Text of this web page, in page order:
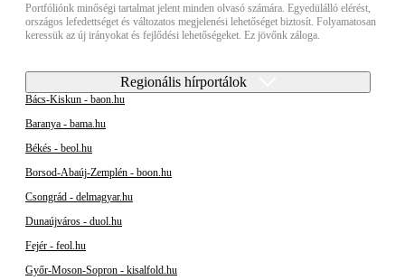
Portfóliónk minőségi tartalmat jelent minden olvasó számára. Egyedülálló elérést,
országos lefedettséget és változatos megjelenési lehetőséget biztosít. Folyamatosan
keressük az új irányokat és fejlődési lehetőségeket. Ez jövőnk záloga.
Regionális hírportálok
Bács-Kiskun - baon.hu
Baranya - bama.hu
Békés - beol.hu
Borsod-Abaúj-Zemplén - boon.hu
Csongrád - delmagyar.hu
Dunaújváros - duol.hu
Fejér - feol.hu
Győr-Moson-Sopron - kisalfold.hu